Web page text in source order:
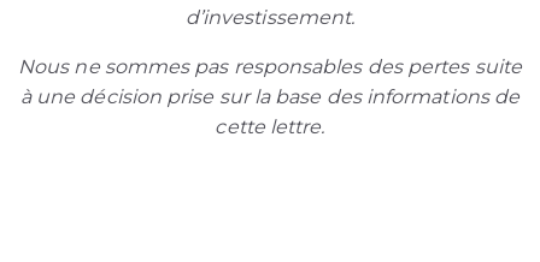
d’investissement.
Nous ne sommes pas responsables des pertes suite
à une décision prise sur la base des informations de
cette lettre.